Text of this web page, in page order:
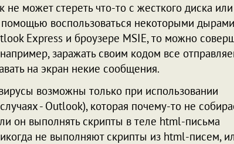
не может стереть что-то с жесткого диска или
воспользоваться некоторыми
Express и броузере MSIE, то можно
заражать своим кодом все
на экран некие сообщения.
возможны только при использовании
- Outlook), которая почему-то не
он выполнять скрипты в теле html-письма
не выполняют скрипты из html-писем,